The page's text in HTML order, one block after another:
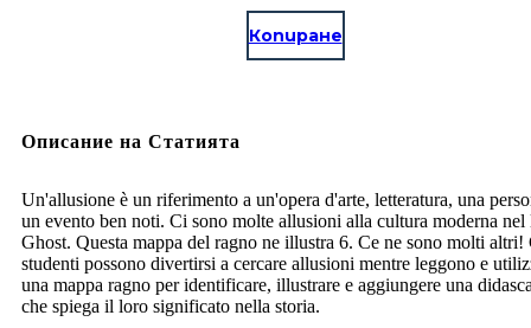
Копиране
Описание на Статията
Un'allusione è un riferimento a un'opera d'arte, letteratura, una
un evento ben noti. Ci sono molte allusioni alla cultura moderna
Ghost. Questa mappa del ragno ne illustra 6. Ce ne sono molti altri!
studenti possono divertirsi a cercare allusioni mentre leggono e
una mappa ragno per identificare, illustrare e aggiungere una
che spiega il loro significato nella storia.